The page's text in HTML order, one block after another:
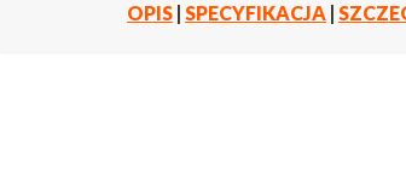
OPIS | SPECYFIKACJA |